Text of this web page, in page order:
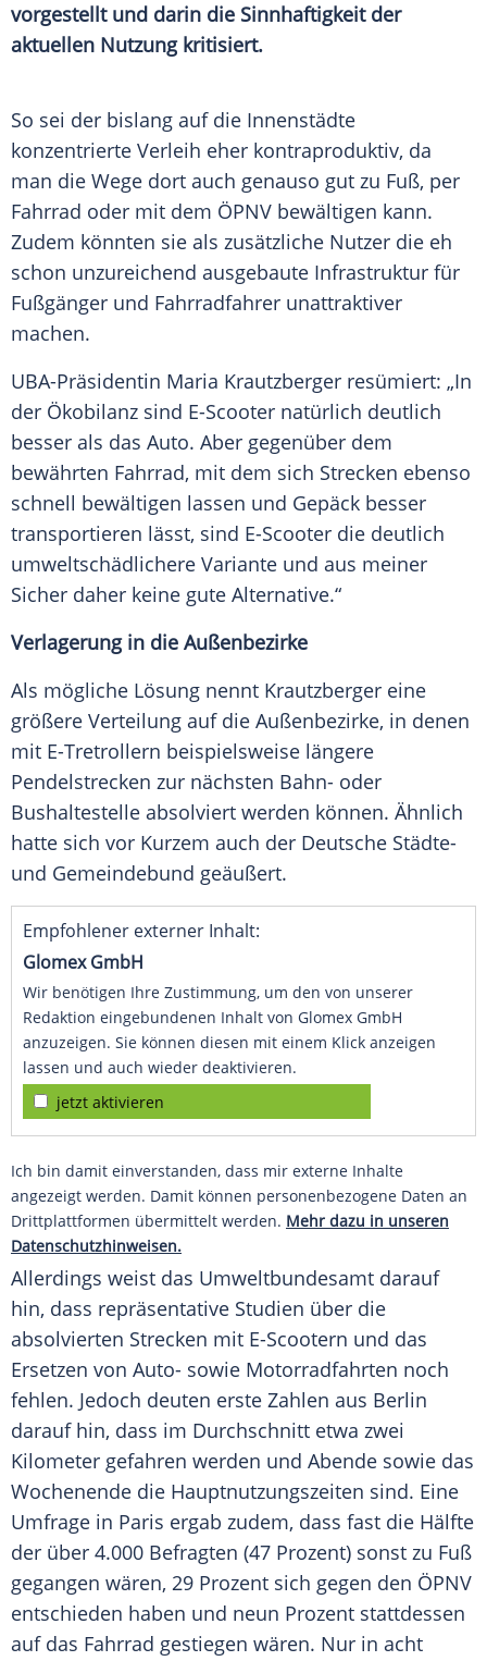
vorgestellt und darin die Sinnhaftigkeitder
aktuellen Nutzung kritisiert.
So sei der bislang auf die Innenstädte
konzentrierte Verleih eher kontraproduktiv, da
man die Wege dort auch genauso gut zu Fuß, per
Fahrrad oder mit dem ÖPNV bewältigen kann.
Zudem könnten sie als zusätzliche Nutzer die eh
schon unzureichend ausgebaute Infrastruktur für
Fußgänger und Fahrradfahrer unattraktiver
machen.
UBA-Präsidentin Maria Krautzberger resümiert: „In
der Ökobilanz sind E-Scooter natürlich deutlich
besser als das Auto. Aber gegenüber dem
bewährten Fahrrad, mit dem sich Strecken ebenso
schnell bewältigen lassen und Gepäck besser
transportieren lässt, sind E-Scooter die deutlich
umweltschädlichere Variante und aus meiner
Sicher daher keine gute Alternative.“
Verlagerung in die Außenbezirke
Als mögliche Lösung nennt Krautzberger eine
größere Verteilung auf die Außenbezirke, in denen
mit E-Tretrollern beispielsweise längere
Pendelstrecken zur nächsten Bahn- oder
Bushaltestelle absolviert werden können. Ähnlich
hatte sich vor Kurzem auch der Deutsche Städte-
und Gemeindebund geäußert.
Empfohlener externer Inhalt:
Glomex GmbH
Wir benötigen Ihre Zustimmung, um den von unserer
Redaktion eingebundenen Inhalt von Glomex GmbH
anzuzeigen. Sie können diesen mit einem Klick anzeigen
lassen und auch wieder deaktivieren.
jetzt aktivieren
Ich bin damit einverstanden, dass mir externe Inhalte
angezeigt werden. Damit können personenbezogene Daten an
Drittplattformen übermittelt werden. Mehr dazu in unseren
Datenschutzhinweisen.
Allerdings weist das Umweltbundesamt darauf
hin, dass repräsentative Studien über die
absolvierten Strecken mit E-Scootern und das
Ersetzen von Auto- sowie Motorradfahrten noch
fehlen. Jedoch deuten erste Zahlen aus Berlin
darauf hin, dass im Durchschnitt etwa zwei
Kilometer gefahren werden und Abende sowie das
Wochenende die Hauptnutzungszeiten sind. Eine
Umfrage in Paris ergab zudem, dass fast die Hälfte
der über 4.000 Befragten (47 Prozent) sonst zu Fuß
gegangen wären, 29 Prozent sich gegen den ÖPNV
entschieden haben und neun Prozent stattdessen
auf das Fahrrad gestiegen wären. Nur in acht